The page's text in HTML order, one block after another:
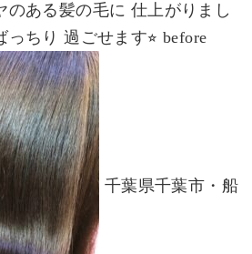
のある髪の毛に 仕上がりまし
ちり 過ごせます⭐︎ before
千葉県千葉市・船